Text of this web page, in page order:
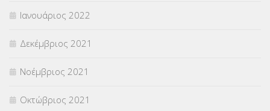
Ιανουάριος 2022
Δεκέμβριος 2021
Νοέμβριος 2021
Οκτώβριος 2021